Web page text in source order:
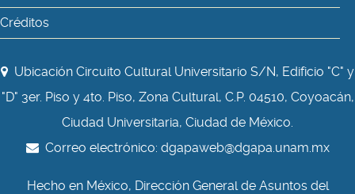
Créditos
Ubicación Circuito Cultural Universitario S/N, Edificio "C" y
"D" 3er. Piso y 4to. Piso, Zona Cultural, C.P. 04510, Coyoacán,
Ciudad Universitaria, Ciudad de México.
Correo electrónico: dgapaweb@dgapa.unam.mx
Hecho en México, Dirección General de Asuntos del